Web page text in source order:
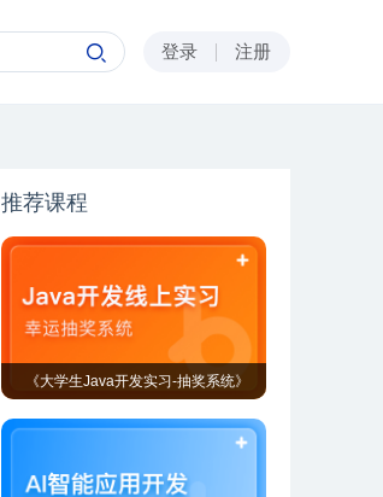
登录 注册
推荐课程
《大学生Java开发实习-抽奖系统》